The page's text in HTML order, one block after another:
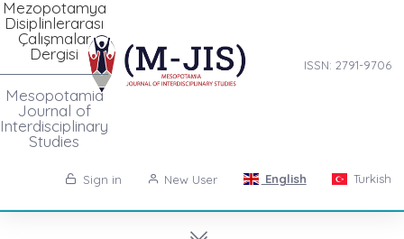
ISSN: 2791-9706
Mezopotamya
Disiplinlerarası
Çalışmalar
Dergisi
Mesopotamia
Journal of
Interdisciplinary
Studies
Sign in New User English Turkish